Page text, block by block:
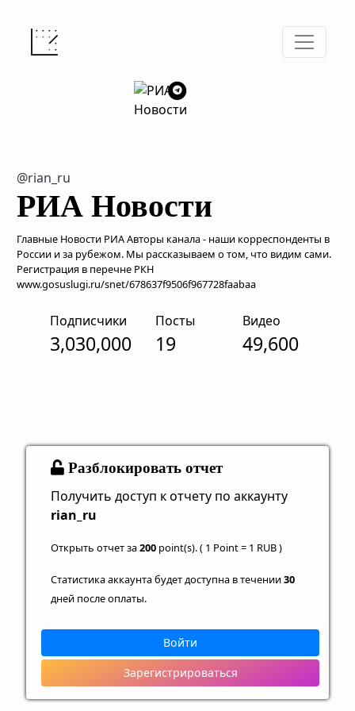
@rian_ru
РИА Новости
Главные Новости РИА Авторы канала - наши корреспонденты в
России и за рубежом. Мы рассказываем о том, что видим сами.
Регистрация в перечне РКН
www.gosuslugi.ru/snet/678637f9506f967728faabaa
Подписчики
3,030,000
Посты
19
Видео
49,600
Разблокировать отчет
Получить доступ к отчету по аккаунту
rian_ru
Открыть отчет за200 point(s). ( 1 Point = 1 RUB )
Статистика аккаунта будет доступна в течении30
дней после оплаты.
Войти
Зарегистрироваться